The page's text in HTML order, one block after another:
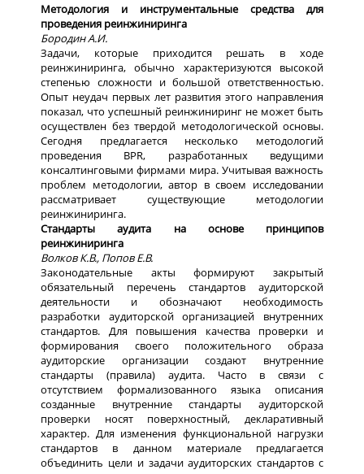
Методология и инструментальные средства для
проведения реинжиниринга
Бородин А.И.
Задачи, которые приходится решать в ходе
реинжиниринга, обычно характеризуются высокой
степенью сложности и большой ответственностью.
Опыт неудач первых лет развития этого направления
показал, что успешный реинжиниринг не может быть
осуществлен без твердой методологической основы.
Сегодня предлагается несколько методологий
проведения BPR, разработанных ведущими
консалтинговыми фирмами мира. Учитывая важность
проблем методологии, автор в своем исследовании
рассматривает существующие методологии
реинжиниринга.
Стандарты аудита на основе принципов
реинжиниринга
Волков К.В., Попов Е.В.
Законодательные акты формируют закрытый
обязательный перечень стандартов аудиторской
деятельности и обозначают необходимость
разработки аудиторской организацией внутренних
стандартов. Для повышения качества проверки и
формирования своего положительного образа
аудиторские организации создают внутренние
стандарты (правила) аудита. Часто в связи с
отсутствием формализованного языка описания
созданные внутренние стандарты аудиторской
проверки носят поверхностный, декларативный
характер. Для изменения функциональной нагрузки
стандартов в данном материале предлагается
объединить цели и задачи аудиторских стандартов с